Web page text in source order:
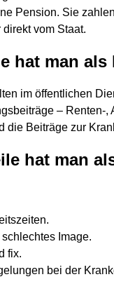
Pension. Sie
vom Staat.
hat man als
im öffentlichen
– Renten-
die Beiträge zur
hat man
Image.
fix.
bei der